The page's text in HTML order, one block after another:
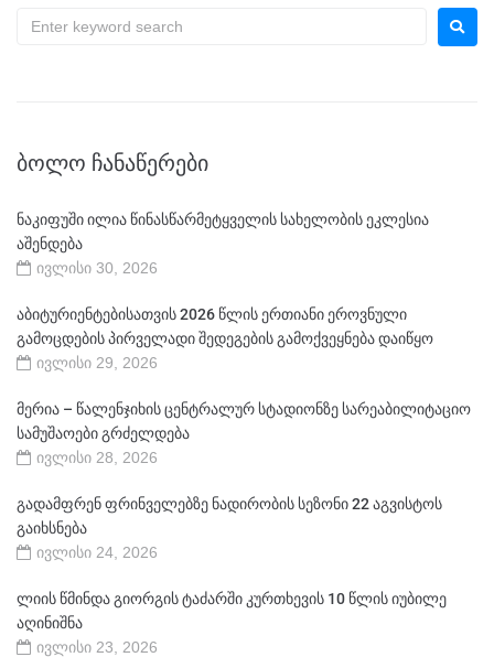
ᲑᲝᲚᲝ ᲩᲐᲜᲐᲬᲔᲠᲔᲑᲘ
ნაკიფუში ილია წინასწარმეტყველის სახელობის ეკლესია
აშენდება
ივლისი 30, 2026
აბიტურიენტებისათვის 2026 წლის ერთიანი ეროვნული
გამოცდების პირველადი შედეგების გამოქვეყნება დაიწყო
ივლისი 29, 2026
მერია – წალენჯიხის ცენტრალურ სტადიონზე სარეაბილიტაციო
სამუშაოები გრძელდება
ივლისი 28, 2026
გადამფრენ ფრინველებზე ნადირობის სეზონი 22 აგვისტოს
გაიხსნება
ივლისი 24, 2026
ლიის წმინდა გიორგის ტაძარში კურთხევის 10 წლის იუბილე
აღინიშნა
ივლისი 23, 2026